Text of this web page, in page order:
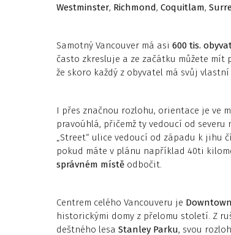
Westminster, Richmond, Coquitlam,
Samotný Vancouver má asi 600 tis.
často zkresluje a ze začátku můžete
že skoro každý z obyvatel má svůj
I přes značnou rozlohu, orientace je ve
pravoúhlá, přičemž ty vedoucí od
„Street“ ulice vedoucí od západu k jihu
pokud máte v plánu například 40ti
správném místě odbočit.
Centrem celého Vancouveru je Downtown
historickými domy z přelomu století. Z
deštného lesa Stanley Parku, svou